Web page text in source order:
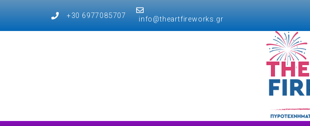
+30 6977085707 info@theartfireworks.gr